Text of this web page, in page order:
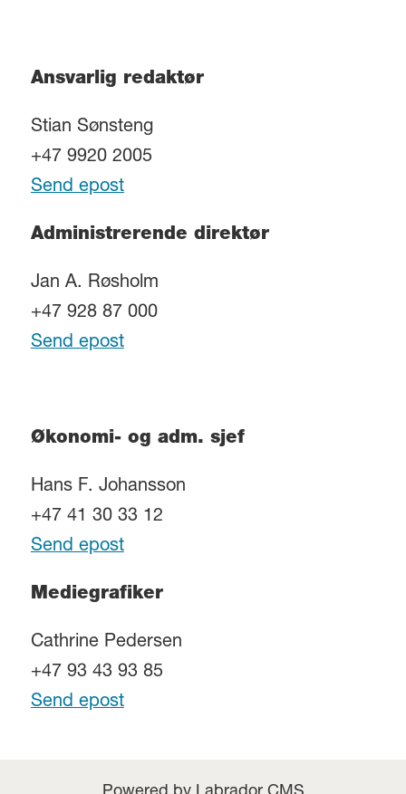
Ansvarlig redaktør
Stian Sønsteng
+47 9920 2005
Send epost
Administrerende direktør
Jan A. Røsholm
+47 928 87 000
Send epost
Økonomi- og adm. sjef
Hans F. Johansson
+47 41 30 33 12
Send epost
Mediegrafiker
Cathrine Pedersen
+47 93 43 93 85
Send epost